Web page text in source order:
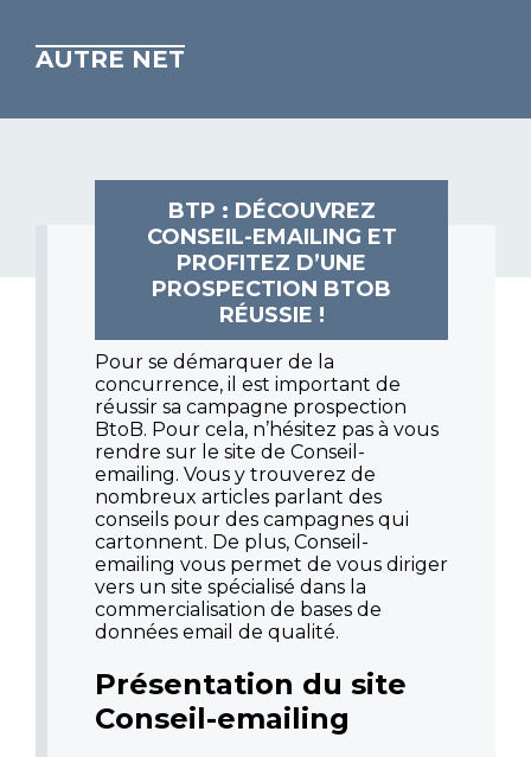
AUTRE NET
BTP : DÉCOUVREZ
CONSEIL-EMAILING ET
PROFITEZ D’UNE
PROSPECTION BTOB
RÉUSSIE !
Pour se démarquer de la
concurrence, il est important de
réussir sa campagne prospection
BtoB. Pour cela, n’hésitez pas à vous
rendre sur le site de Conseil-
emailing. Vous y trouverez de
nombreux articles parlant des
conseils pour des campagnes qui
cartonnent. De plus, Conseil-
emailing vous permet de vous diriger
vers un site spécialisé dans la
commercialisation de bases de
données email de qualité.
Présentation du site
Conseil-emailing